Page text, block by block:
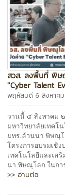
สวส. ลงพื้นที่ พิษ
''Cyber Talent
พฤหัสบดี 6 สิงหาค
วานนี้ ๕ สิงหาคม
มหาวิทยาลัยเทคโ
มทร.ล้านนา พิษณุโ
โครงการอบรมเชิ
เทคโนโลยีและเส
นา พิษณุโลก ในกา
>> อ่านต่อ